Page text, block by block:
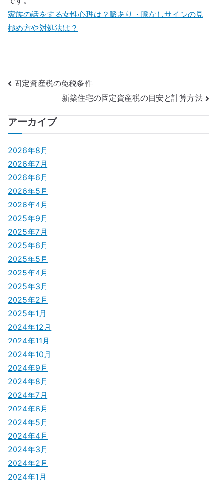
家族の話をする女性心理は？脈あり・脈なしサインの見
極め方や対処法は？
投
ナ
ビ
ゲ
ー
シ
ョ
ン
固定資産税の免税条件
新築住宅の固定資産税の目安と計算方法
アーカイブ
2026年8月
2026年7月
2026年6月
2026年5月
2026年4月
2025年9月
2025年7月
2025年6月
2025年5月
2025年4月
2025年3月
2025年2月
2025年1月
2024年12月
2024年11月
2024年10月
2024年9月
2024年8月
2024年7月
2024年6月
2024年5月
2024年4月
2024年3月
2024年2月
2024年1月